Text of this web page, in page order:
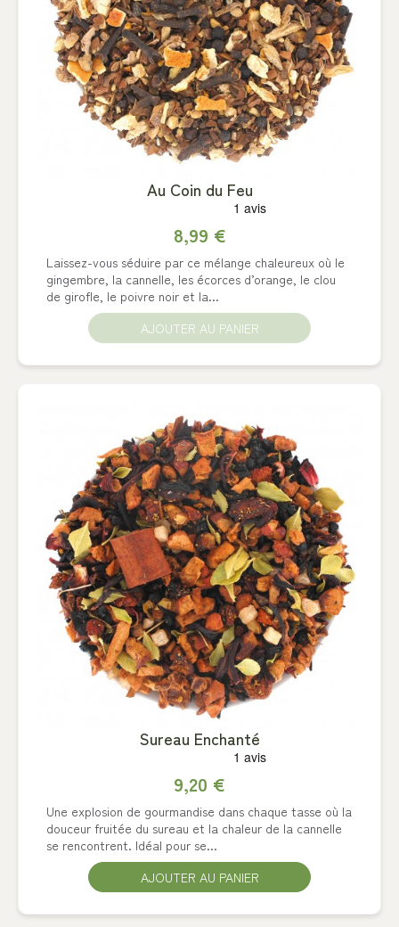
Au Coin du Feu
8,99 €
Laissez-vous séduire par ce mélange chaleureux où le
gingembre, la cannelle, les écorces d’orange, le clou
de girofle, le poivre noir et la...
AJOUTER AU PANIER
Sureau Enchanté
9,20 €
Une explosion de gourmandise dans chaque tasse où la
douceur fruitée du sureau et la chaleur de la cannelle
se rencontrent. Idéal pour se...
AJOUTER AU PANIER